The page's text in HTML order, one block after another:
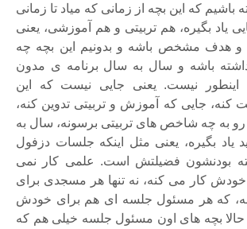
باشیم که این بچه از زمانی که میاد تا زمانی
یاد بگیره، هم تربیتی و هم آموزشی، یعنی
هدف مشخص باشه و بدونیم این بچه چه
داشته باشه و سال به سال برنامه ی مدون
اینطور نیست. یعنی جایی نیست که این
کنه، جایی که آموزش و تربیتی تدوین کنه،
رو به چه شاخص های تربیتی برسونه، سال به
یاد بگیره، یعنی مثل اینکه جلسات دزفول
بودنشون فضیلتش است. علمی کار نمی
کار می کنه، نه تنها هر مسجدی برای
که هر مسئول جلسه ای هم برای خودش
بچه های اون مسئول جلسه خیلی هم که